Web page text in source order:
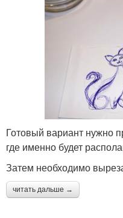
Готовый вариант нужно
где именно будет
Затем необходимо
читать дальше →